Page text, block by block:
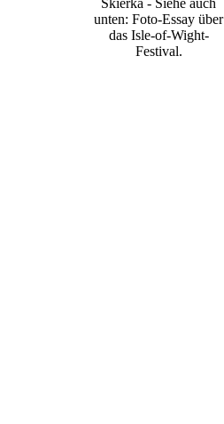
Skierka - Siehe auch
unten: Foto-Essay über
das Isle-of-Wight-
Festival.